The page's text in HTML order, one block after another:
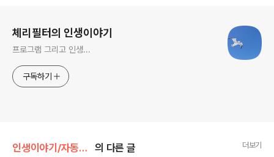
체리필터의 인생이야기
프로그램 그리고 인생...
구독하기
인생이야기/자동차 이야기 의 다른 글 더보기